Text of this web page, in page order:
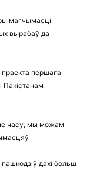
магчымасці
вырабаў да
першага
Пакістанам
часу, мы можам
дахі больш